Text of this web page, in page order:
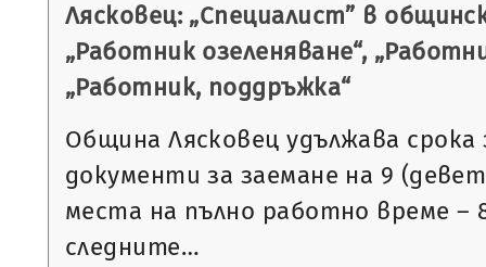
Лясковец: „Специалист” в
„Работник озеленяване“,
„Работник, поддръжка“
Община Лясковец удължава срока
документи за заемане на 9
места на пълно работно време –
следните…